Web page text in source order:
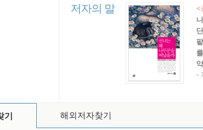
저자의 말 <
-
기 해외저자찾기